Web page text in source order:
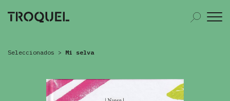
Seleccionados > Mi selva